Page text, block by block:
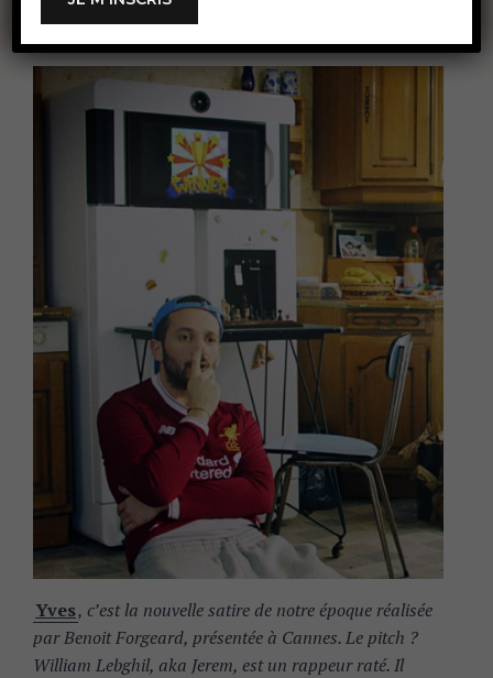
Yves, c’est la nouvelle satire de notre époque réalisée
par Benoit Forgeard, présentée à Cannes. Le pitch ?
William Lebghil, aka Jerem, est un rappeur raté. Il